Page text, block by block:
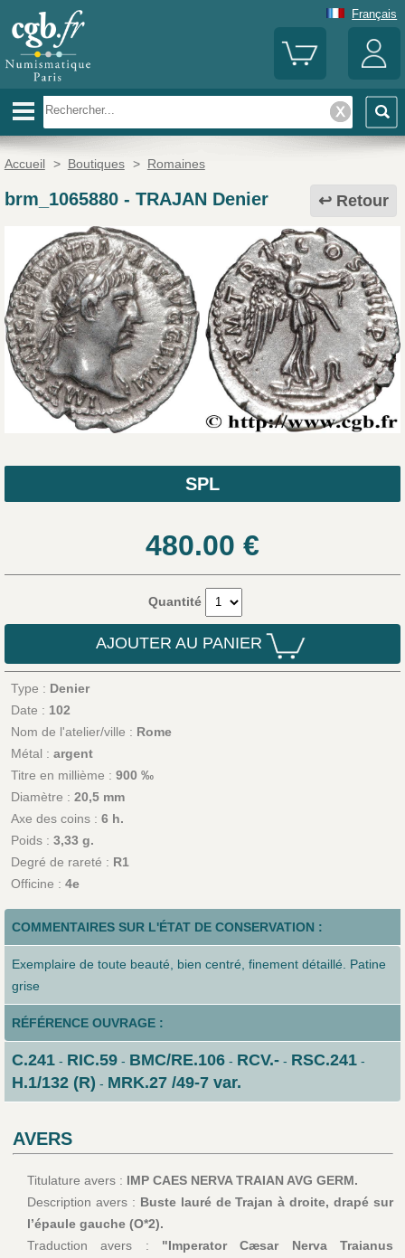
Français
Accueil > Boutiques > Romaines
Retour
brm_1065880- TRAJAN Denier
SPL
480.00 €
Quantité
AJOUTER AU PANIER
Type : Denier
Date : 102
Nom de l'atelier/ville : Rome
Métal : argent
Titre en millième : 900 ‰
Diamètre : 20,5 mm
Axe des coins : 6 h.
Poids : 3,33 g.
Degré de rareté : R1
Officine : 4e
COMMENTAIRES SUR L'ÉTAT DE CONSERVATION :
Exemplaire de toute beauté, bien centré, finement détaillé. Patine
grise
RÉFÉRENCE OUVRAGE :
C.241- RIC.59- BMC/RE.106- RCV.-- RSC.241-
H.1/132 (R) - MRK.27 /49-7 var.
AVERS
Titulature avers : IMP CAES NERVA TRAIAN AVG GERM.
Description avers : Buste lauré de Trajan à droite, drapé sur
l’épaule gauche (O*2).
Traduction avers : "Imperator Cæsar Nerva Traianus